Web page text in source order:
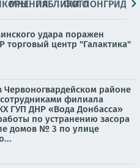
МНЕНИЯПАБЛИКИ
ФОТОЛОНГРИДЫ
удара поражен
торговый центр "Галактика"
Червоногвардейском районе
филиала
ГУП ДНР «Вода Донбасса»
по устранению засора
домов № 3 по улице